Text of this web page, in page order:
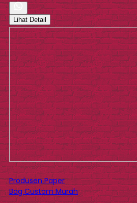
Lihat Detail
Produsen Paper
Bag Custom Murah